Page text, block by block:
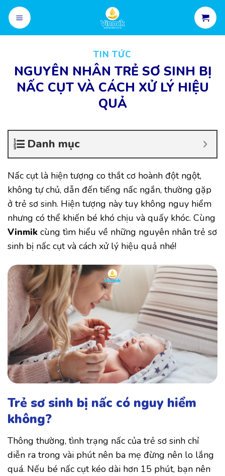
Skip
content
TIN TỨC
NGUYÊN NHÂN TRẺ SƠ SINH BỊ
NẤC CỤT VÀ CÁCH XỬ LÝ HIỆU
QUẢ
Danh mục
Nấc cụt là hiện tượng co thắt cơ hoành đột ngột,
không tự chủ, dẫn đến tiếng nấc ngắn, thường gặp
ở trẻ sơ sinh. Hiện tượng này tuy không nguy hiểm
nhưng có thể khiến bé khó chịu và quấy khóc. Cùng
Vinmik cùng tìm hiểu về những nguyên nhân trẻ sơ
sinh bị nấc cụt và cách xử lý hiệu quả nhé!
Trẻ sơ sinh bị nấc có nguy hiểm
không?
Thông thường, tình trạng nấc của trẻ sơ sinh chỉ
diễn ra trong vài phút nên ba mẹ đừng nên lo lắng
quá. Nếu bé nấc cụt kéo dài hơn 15 phút, bạn nên